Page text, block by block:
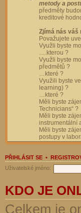
metody a
předměty
kreditové
Zjímá nás váš
Považujete
Využli byste
….kterou ?
Využli byste
předmětů ?
…které ?
Využili byste
learning) ?
…které ?
Měli byste
Technicians“ ?
Měli byste
instrumentální
Měli byste
postupy v
PŘIHLÁSIT SE •
Uživatelské jméno:
KDO JE
Celkem je